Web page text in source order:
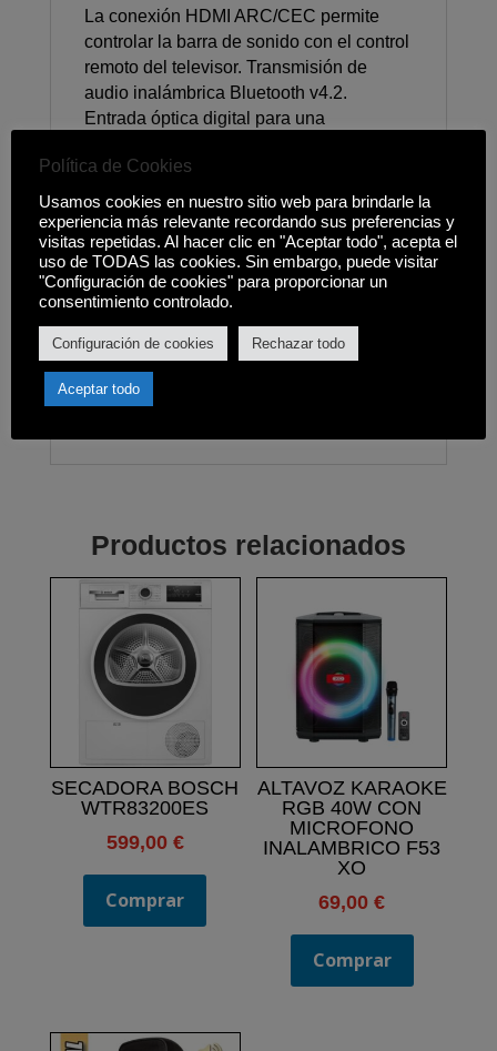
La conexión HDMI ARC/CEC permite
controlar la barra de sonido con el control
remoto del televisor. Transmisión de
audio inalámbrica Bluetooth v4.2.
Entrada óptica digital para una
auxiliar de 3,5mm para conectar
dispositivos estéreo analógicos externos.
Reproducción USB compatible con: MP3
y WAV (se admiten unidades de hasta
32GB). Ecualizador con 3 preajustes +
ajuste independiente de graves y agudos.
Control remoto con todas las funciones +
teclas de función en la barra de sonido.
Acabado en negro mate con rejilla de
malla metálica. Montaje en pared o
Productos relacionados
SECADORA BOSCH
WTR83200ES
599,00 €
Comprar
ALTAVOZ KARAOKE
RGB 40W CON
MICROFONO
INALAMBRICO F53
XO
69,00€
Comprar
Política de Cookies
Usamos cookies en nuestro sitio web para brindarle la
experiencia más relevante recordando sus preferencias y
visitas repetidas. Al hacer clic en "Aceptar todo", acepta el
uso de TODAS las cookies. Sin embargo, puede visitar
"Configuración de cookies" para proporcionar un
consentimiento controlado.
Configuración de cookies Rechazar todo
Aceptar todo